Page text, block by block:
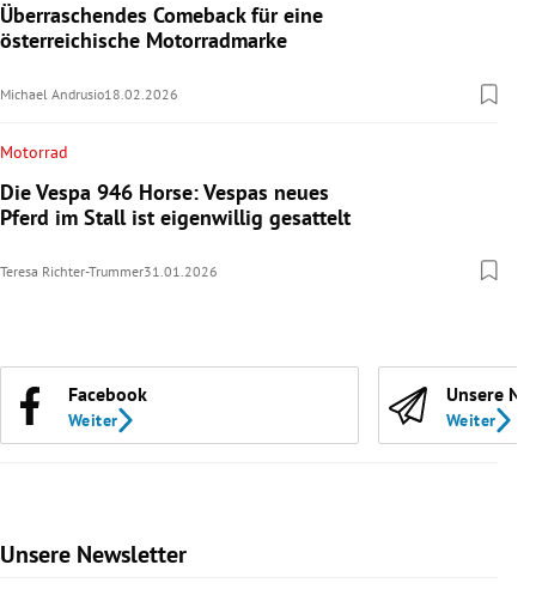
Überraschendes Comeback für eine
österreichische Motorradmarke
Michael Andrusio18.02.2026
Motorrad
Die Vespa 946 Horse: Vespas neues
Pferd im Stall ist eigenwillig gesattelt
Teresa Richter-Trummer31.01.2026
Facebook
Weiter
Unsere
Weiter
Unsere Newsletter
Slide 1 von 9